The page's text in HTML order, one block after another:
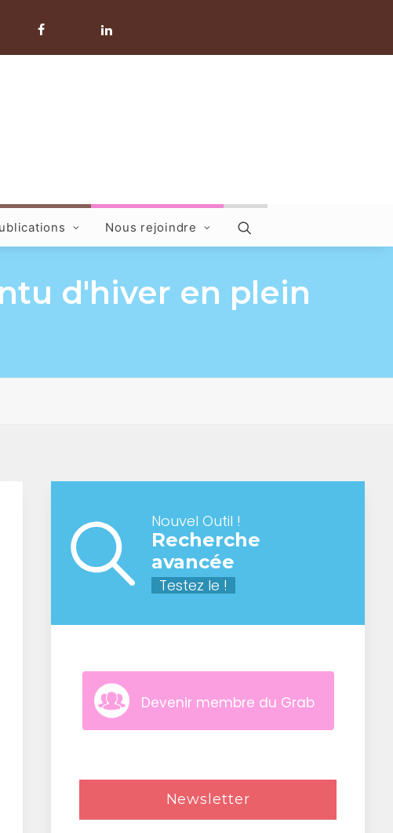
Nous rejoindre
d'hiver en plein
Nouvel Outil !
Recherche
avancée
Testez le !
Devenir membre du Grab
Newsletter